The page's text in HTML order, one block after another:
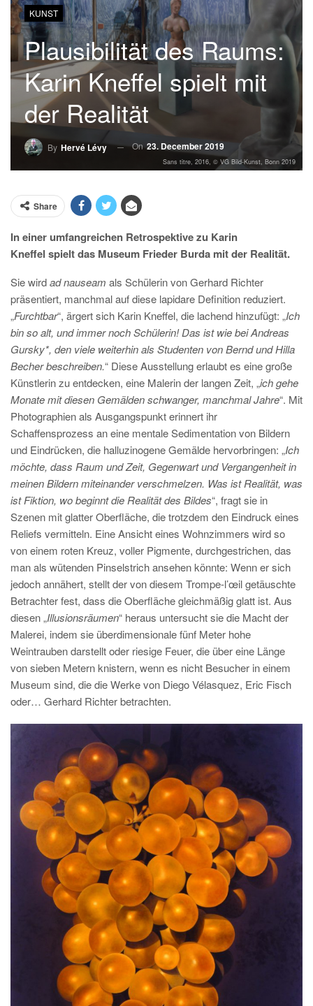
KUNST
Plausibilität des Raums:
Karin Kneffel spielt mit
der Realität
By Hervé Lévy On23. December 2019
Sans titre, 2016, © VG Bild-Kunst, Bonn 2019
Share
In einer umfangreichen Retrospektive zu Karin
Kneffel spielt das Museum Frieder Burda mit der Realität.
Sie wirdad nauseam als Schülerin von Gerhard Richter
präsentiert, manchmal auf diese lapidare Definition reduziert.
„Furchtbar“, ärgert sich Karin Kneffel, die lachend hinzufügt: „Ich
bin so alt, und immer noch Schülerin! Das ist wie bei Andreas
Gursky*, den viele weiterhin als Studenten von Bernd und Hilla
Becher beschreiben.“ Diese Ausstellung erlaubt es eine große
Künstlerin zu entdecken, eine Malerin der langen Zeit, „ich gehe
Monate mit diesen Gemälden schwanger, manchmal Jahre“. Mit
Photographien als Ausgangspunkt erinnert ihr
Schaffensprozess an eine mentale Sedimentation von Bildern
und Eindrücken, die halluzinogene Gemälde hervorbringen: „Ich
möchte, dass Raum und Zeit, Gegenwart und Vergangenheit in
meinen Bildern miteinander verschmelzen. Was ist Realität, was
ist Fiktion, wo beginnt die Realität des Bildes“, fragt sie in
Szenen mit glatter Oberfläche, die trotzdem den Eindruck eines
Reliefs vermitteln. Eine Ansicht eines Wohnzimmers wird so
von einem roten Kreuz, voller Pigmente, durchgestrichen, das
man als wütenden Pinselstrich ansehen könnte: Wenn er sich
jedoch annähert, stellt der von diesem Trompe-l’œil getäuschte
Betrachter fest, dass die Oberfläche gleichmäßig glatt ist. Aus
diesen „Illusionsräumen“ heraus untersucht sie die Macht der
Malerei, indem sie überdimensionale fünf Meter hohe
Weintrauben darstellt oder riesige Feuer, die über eine Länge
von sieben Metern knistern, wenn es nicht Besucher in einem
Museum sind, die die Werke von Diego Vélasquez, Eric Fisch
oder… Gerhard Richter betrachten.